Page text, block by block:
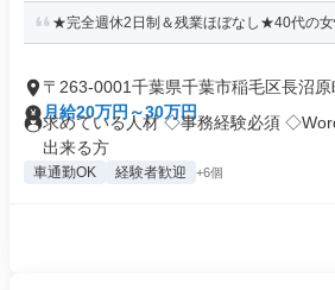
★完全週休2日制＆残業ほぼなし★40代の女
〒263-0001千葉県千葉市稲毛区長沼原
月給20万円～30万円
求めている人材 ◇事務経験必須
出来る方
車通勤OK 経験者歓迎 +6個